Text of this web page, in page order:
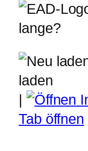
lange?
laden
|
Tab öffnen